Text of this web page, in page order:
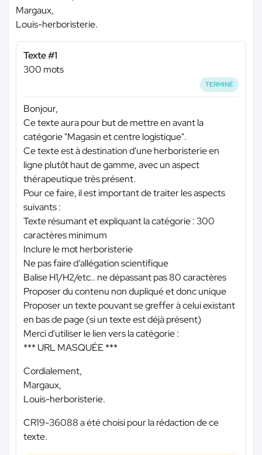
Margaux,
Louis-herboristerie.
Texte #1
300 mots
TERMINÉ
Bonjour,
Ce texte aura pour but de mettre en avant la
catégorie "Magasin et centre logistique".
Ce texte est à destination d'une herboristerie en
ligne plutôt haut de gamme, avec un aspect
thérapeutique très présent.
Pour ce faire, il est important de traiter les aspects
suivants :
Texte résumant et expliquant la catégorie : 300
caractères minimum
Inclure le mot herboristerie
Ne pas faire d’allégation scientifique
Balise H1/H2/etc.. ne dépassant pas 80 caractères
Proposer du contenu non dupliqué et donc unique
Proposer un texte pouvant se greffer à celui existant
en bas de page (si un texte est déjà présent)
Merci d'utiliser le lien vers la catégorie :
*** URL MASQUÉE ***
Cordialement,
Margaux,
Louis-herboristerie.
CR19-36088 a été choisi pour la rédaction de ce
texte.